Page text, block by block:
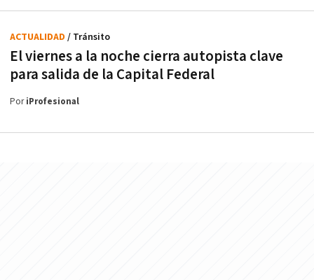
El viernes a la noche cierra autopista clave
para salida de la Capital Federal
ACTUALIDAD / Tránsito
PoriProfesional